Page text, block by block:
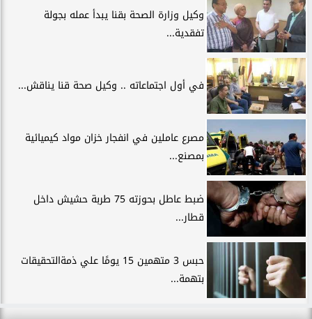
وكيل وزارة الصحة بقنا يبدأ عمله بجولة
تفقدية...
في أول اجتماعاته .. وكيل صحة قنا يناقش...
مصرع عاملين في انفجار خزان مواد كيميائية
بمصنع...
ضبط عاطل بحوزته 75 طربة حشيش داخل
قطار...
حبس 3 متهمين 15 يومًا علي ذمةالتحقيقات
بتهمة...